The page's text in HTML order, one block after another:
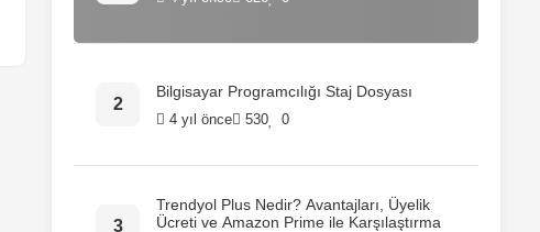
Bilgisayar Programcılığı Staj Dosyası
4 yıl önce 530 0
Trendyol Plus Nedir? Avantajları, Üyelik
Ücreti ve Amazon Prime ile Karşılaştırma